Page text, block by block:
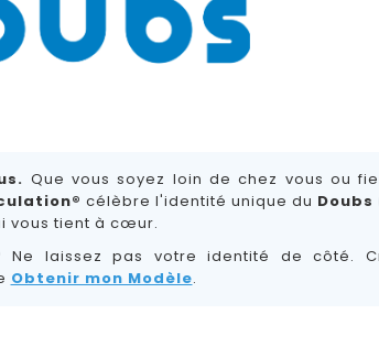
Que vous soyez loin de chez vous ou
célèbre l'identité unique du Doubs
vous tient à cœur.
laissez pas votre identité de côté.
Obtenir mon Modèle.